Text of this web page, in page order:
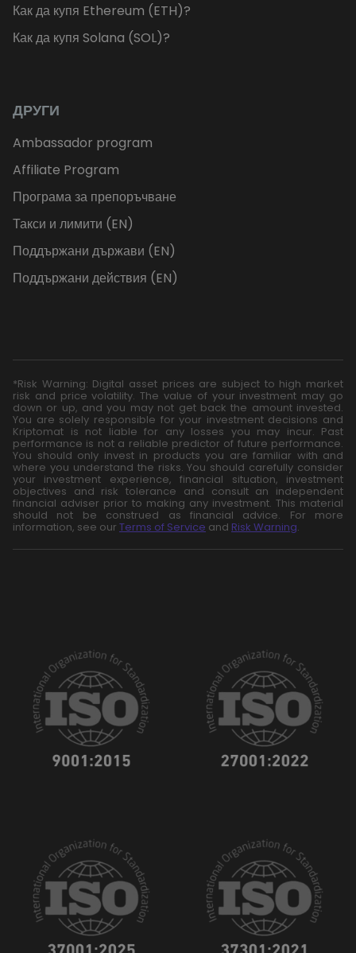
Как да купя Ethereum (ETH)?
Как да купя Solana (SOL)?
ДРУГИ
Ambassador program
Affiliate Program
Програма за препоръчване
Такси и лимити (EN)
Поддържани държави (EN)
Поддържани действия (EN)
*Risk Warning: Digital asset prices are subject to high market
risk and price volatility. The value of your investment may go
down or up, and you may not get back the amount invested.
You are solely responsible for your investment decisions and
Kriptomat is not liable for any losses you may incur. Past
performance is not a reliable predictor of future performance.
You should only invest in products you are familiar with and
where you understand the risks. You should carefully consider
your investment experience, financial situation, investment
objectives and risk tolerance and consult an independent
financial adviser prior to making any investment. This material
should not be construed as financial advice. For more
information, see our Terms of Service and Risk Warning.